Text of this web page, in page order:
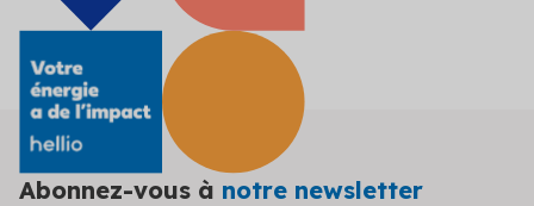
Abonnez-vous à notre newsletter